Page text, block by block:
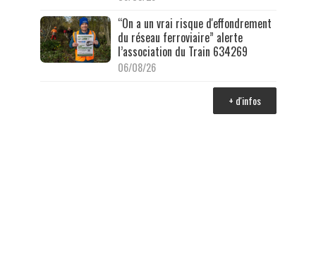
“On a un vrai risque d'effondrement
du réseau ferroviaire” alerte
l’association du Train 634269
06/08/26
+ d'infos